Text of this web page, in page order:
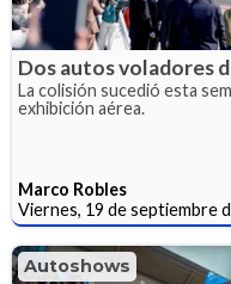
Dos autos voladores
La colisión sucedió esta
exhibición aérea.
Marco Robles
Viernes, 19 de septiembre
Autoshows